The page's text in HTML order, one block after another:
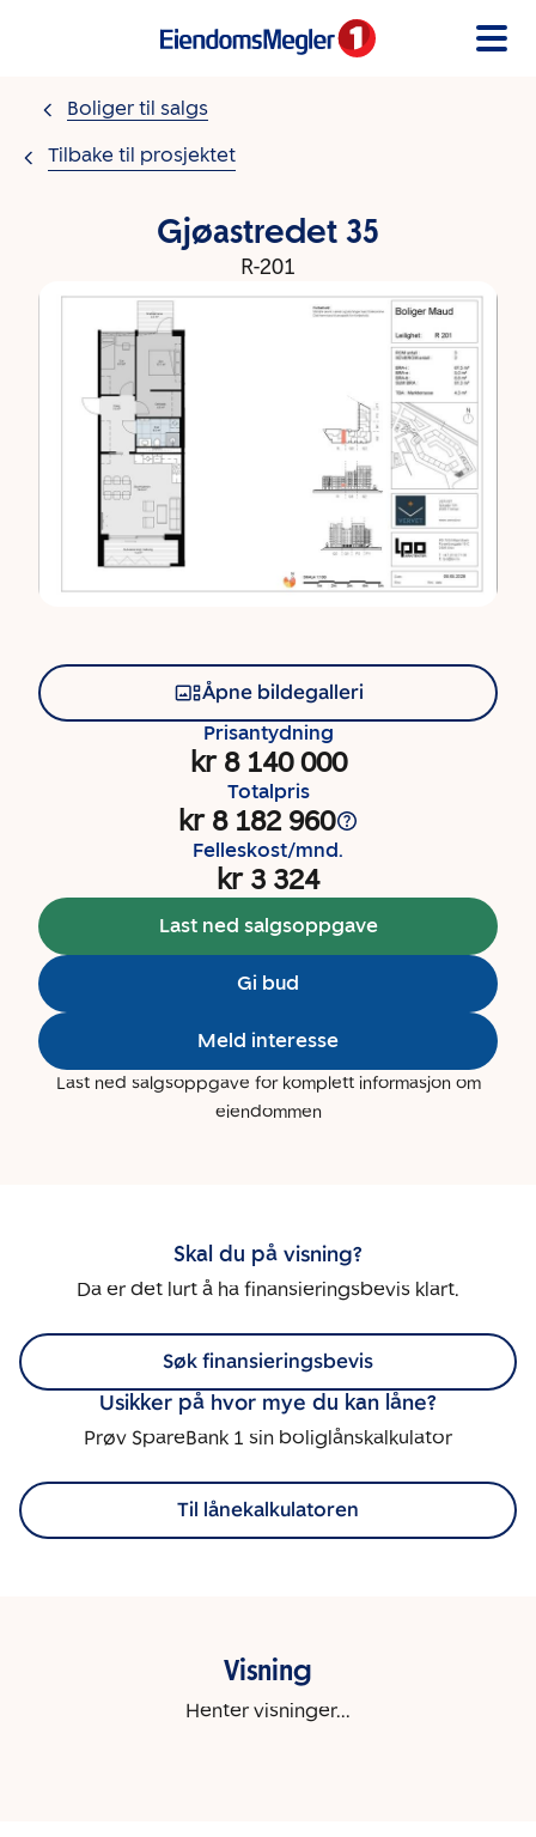
Boliger til salgs
Tilbake til prosjektet
Gjøastredet 35
R-201
Åpne bildegalleri
Prisantydning
kr 8 140 000
Totalpris
kr 8 182 960
Felleskost/mnd.
kr 3 324
Last ned salgsoppgave
Gi bud
Meld interesse
Last ned salgsoppgave for komplett informasjon om
eiendommen
Skal du på visning?
Da er det lurt å ha finansieringsbevis klart.
Søk finansieringsbevis
Usikker på hvor mye du kan låne?
Prøv SpareBank 1 sin boliglånskalkulator
Til lånekalkulatoren
Visning
Henter visninger...